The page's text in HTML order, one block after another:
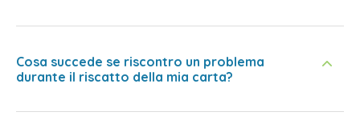
Cosa succede se riscontro un problema
durante il riscatto della mia carta?